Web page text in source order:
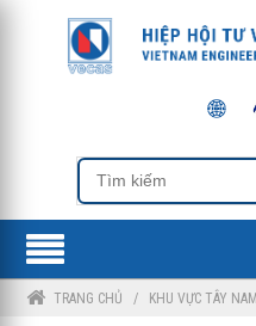
TRANG CHỦ / KHU VỰC TÂY